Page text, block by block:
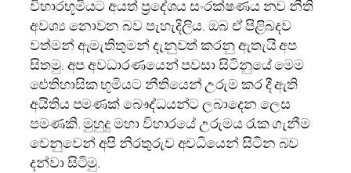
විහාරභූමියට අයත් ප්‍රදේශය සංරක්‌ෂණය නව නීති
අවශ්‍ය නොවන බව පැහැදිලිය. ඔබ ඒ පිළිබදව
වත්මන් ඇමැතිතුමන් දැනුවත් කරනු ඇතැයි අප
සිතමු. අප අවධාරණයෙන් පවසා සිටිනුයේ මෙම
ඓතිහාසික භූමියට නීතියෙන් උරුම කර දී ඇති
අයිතිය පමණක්‌ බෞද්ධයන්ට ලබාදෙන ලෙස
පමණකි. මුහුදු මහා විහාරයේ උරුමය රැක ගැනීම
වෙනුවෙන් අපි නිරතුරුව අවධියෙන් සිටින බව
දන්වා සිටිමු.